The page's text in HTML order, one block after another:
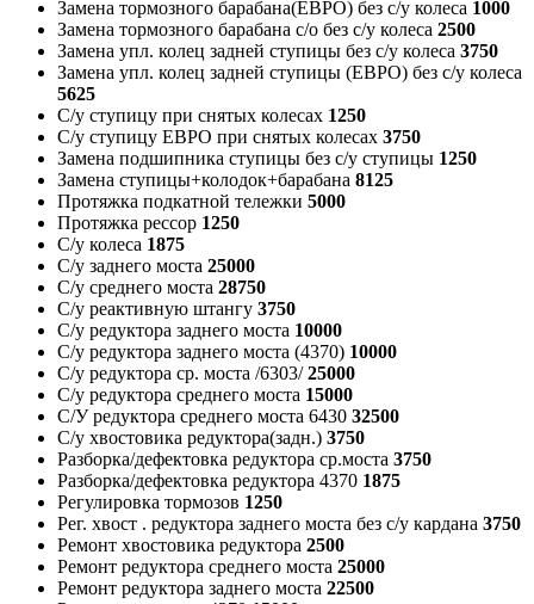
Замена тормозного барабана(ЕВРО) без с/у колеса 1000
Замена тормозного барабана с/о без с/у колеса 2500
Замена упл. колец задней ступицы без с/у колеса 3750
Замена упл. колец задней ступицы (ЕВРО) без с/у колеса
5625
С/у ступицу при снятых колесах 1250
С/у ступицу ЕВРО при снятых колесах 3750
Замена подшипника ступицы без с/у ступицы 1250
Замена ступицы+колодок+барабана 8125
Протяжка подкатной тележки 5000
Протяжка рессор 1250
С/у колеса 1875
С/у заднего моста 25000
С/у среднего моста 28750
С/у реактивную штангу 3750
С/у редуктора заднего моста 10000
С/у редуктора заднего моста (4370) 10000
С/у редуктора ср. моста /6303/25000
С/у редуктора среднего моста 15000
С/У редуктора среднего моста 6430 32500
С/у хвостовика редуктора(задн.) 3750
Разборка/дефектовка редуктора ср.моста 3750
Разборка/дефектовка редуктора 4370 1875
Регулировка тормозов 1250
Рег. хвост . редуктора заднего моста без с/у кардана 3750
Ремонт хвостовика редуктора 2500
Ремонт редуктора среднего моста 25000
Ремонт редуктора заднего моста 22500